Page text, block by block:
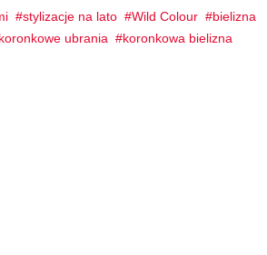
stylizacje na lato Wild Colour
bielizna
koronkowe ubrania
koronkowa bielizna